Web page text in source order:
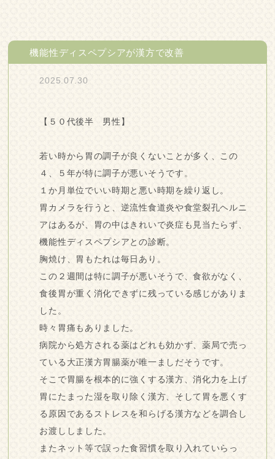
機能性ディスペプシアが漢方で改善
2025.07.30
【５０代後半 男性】
若い時から胃の調子が良くないことが多く、この
４、５年が特に調子が悪いそうです。
１か月単位でいい時期と悪い時期を繰り返し。
胃カメラを行うと、逆流性食道炎や食堂裂孔ヘルニ
アはあるが、胃の中はきれいで炎症も見当たらず、
機能性ディスペプシアとの診断。
胸焼け、胃もたれは毎日あり。
この２週間は特に調子が悪いそうで、食欲がなく、
食後胃が重く消化できずに残っている感じがありま
した。
時々胃痛もありました。
病院から処方される薬はどれも効かず、薬局で売っ
ている大正漢方胃腸薬が唯一ましだそうです。
そこで胃腸を根本的に強くする漢方、消化力を上げ
胃にたまった湿を取り除く漢方、そして胃を悪くす
る原因であるストレスを和らげる漢方などを調合し
お渡ししました。
またネット等で誤った食習慣を取り入れていらっ